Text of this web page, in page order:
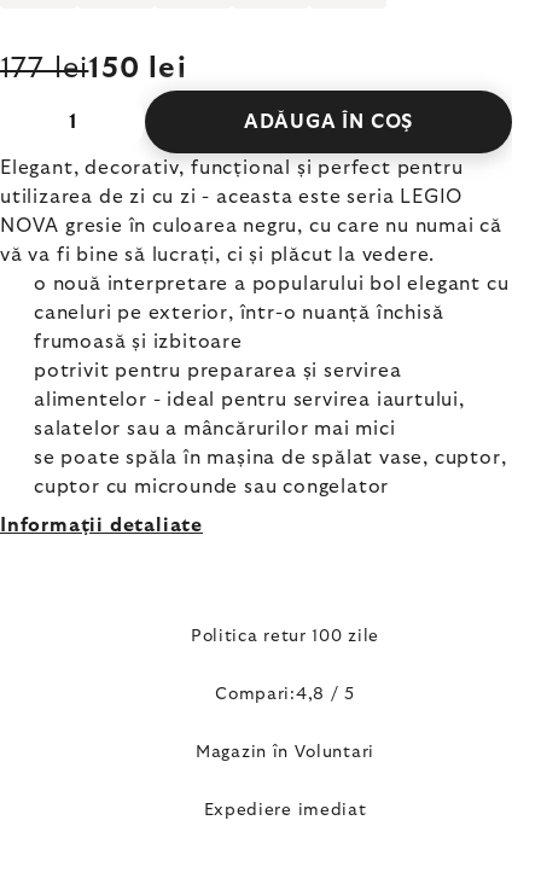
177 lei150 lei
ADĂUGA ÎN COŞ
Elegant, decorativ, funcțional și perfect pentru
utilizarea de zi cu zi - aceasta este seria LEGIO
NOVA gresie în culoarea negru, cu care nu numai că
vă va fi bine să lucrați, ci și plăcut la vedere.
o nouă interpretare a popularului bol elegant cu
caneluri pe exterior, într-o nuanță închisă
frumoasă și izbitoare
potrivit pentru prepararea și servirea
alimentelor - ideal pentru servirea iaurtului,
salatelor sau a mâncărurilor mai mici
se poate spăla în mașina de spălat vase, cuptor,
cuptor cu microunde sau congelator
Informaţii detaliate
Politica retur 100 zile
Compari:4,8 / 5
Magazin în Voluntari
Expediere imediat